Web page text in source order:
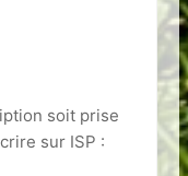
soit prise
sur ISP :